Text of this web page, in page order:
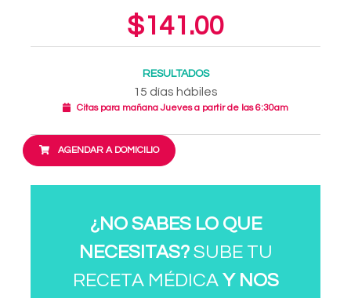
$141.00
RESULTADOS
15 días hábiles
Citas para mañana Jueves a partir de las 6:30am
AGENDAR A DOMICILIO
¿NO SABES LO QUE
NECESITAS?SUBE TU
RECETA MÉDICA Y NOS